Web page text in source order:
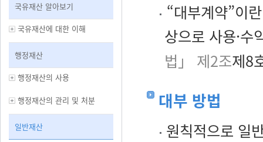
국유재산 알아보기
국유재산에 대한 이해
행정재산
행정재산의 사용
행정재산의 관리 및 처분
일반재산
“대부계약”이
상으로 사용·
법」 제2조제8
대부 방법
원칙적으로 일